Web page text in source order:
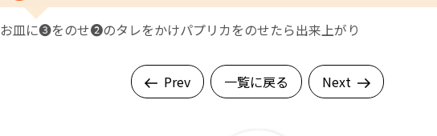
お皿に❸をのせ❷のタレをかけパプリカをのせたら出来上がり
Prev 一覧に戻る Next